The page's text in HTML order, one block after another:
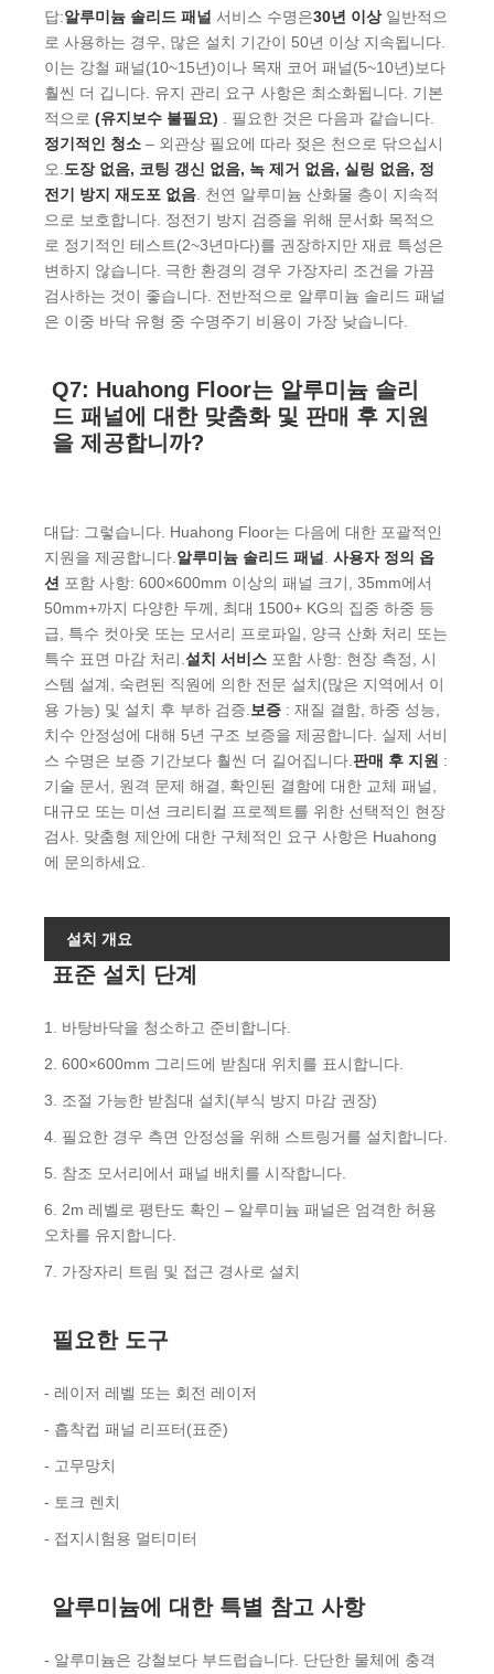
답:알루미늄 솔리드 패널 서비스 수명은30년 이상일반적으
로 사용하는 경우, 많은 설치 기간이 50년 이상 지속됩니다.
이는 강철 패널(10~15년)이나 목재 코어 패널(5~10년)보다
훨씬 더 깁니다. 유지 관리 요구 사항은 최소화됩니다. 기본
적으로 (유지보수 불필요) . 필요한 것은 다음과 같습니다.
정기적인 청소 – 외관상 필요에 따라 젖은 천으로 닦으십시
오.도장 없음, 코팅 갱신 없음, 녹 제거 없음, 실링 없음, 정
전기 방지 재도포 없음. 천연 알루미늄 산화물 층이 지속적
으로 보호합니다. 정전기 방지 검증을 위해 문서화 목적으
로 정기적인 테스트(2~3년마다)를 권장하지만 재료 특성은
변하지 않습니다. 극한 환경의 경우 가장자리 조건을 가끔
검사하는 것이 좋습니다. 전반적으로 알루미늄 솔리드 패널
은 이중 바닥 유형 중 수명주기 비용이 가장 낮습니다.
Q7: Huahong Floor는 알루미늄 솔리
드 패널에 대한 맞춤화 및 판매 후 지원
을 제공합니까?
대답: 그렇습니다. Huahong Floor는 다음에 대한 포괄적인
지원을 제공합니다.알루미늄 솔리드 패널.사용자 정의 옵
션 포함 사항: 600×600mm 이상의 패널 크기, 35mm에서
50mm+까지 다양한 두께, 최대 1500+ KG의 집중 하중 등
급, 특수 컷아웃 또는 모서리 프로파일, 양극 산화 처리 또는
특수 표면 마감 처리.설치 서비스 포함 사항: 현장 측정, 시
스템 설계, 숙련된 직원에 의한 전문 설치(많은 지역에서 이
용 가능) 및 설치 후 부하 검증.보증 : 재질 결함, 하중 성능,
치수 안정성에 대해 5년 구조 보증을 제공합니다. 실제 서비
스 수명은 보증 기간보다 훨씬 더 길어집니다.판매 후 지원 :
기술 문서, 원격 문제 해결, 확인된 결함에 대한 교체 패널,
대규모 또는 미션 크리티컬 프로젝트를 위한 선택적인 현장
검사. 맞춤형 제안에 대한 구체적인 요구 사항은 Huahong
에 문의하세요.
설치 개요
표준 설치 단계
1. 바탕바닥을 청소하고 준비합니다.
2. 600×600mm 그리드에 받침대 위치를 표시합니다.
3. 조절 가능한 받침대 설치(부식 방지 마감 권장)
4. 필요한 경우 측면 안정성을 위해 스트링거를 설치합니다.
5. 참조 모서리에서 패널 배치를 시작합니다.
6. 2m 레벨로 평탄도 확인 – 알루미늄 패널은 엄격한 허용
오차를 유지합니다.
7. 가장자리 트림 및 접근 경사로 설치
필요한 도구
- 레이저 레벨 또는 회전 레이저
- 흡착컵 패널 리프터(표준)
- 고무망치
- 토크 렌치
- 접지시험용 멀티미터
알루미늄에 대한 특별 참고 사항
- 알루미늄은 강철보다 부드럽습니다. 단단한 물체에 충격